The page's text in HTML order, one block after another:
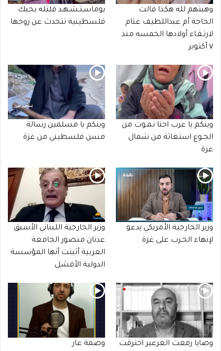
وهبتهم لله هكذا قالت
الحاجة أم عبداللطيف غنام
لارتـقـاء أولادها الخمسه منذ
٧ أكتوبر
يوماسـتـشـهـد قلتله بحبك
فلسطينية تتحدث عن زوجها
وينكم يا عرب احنا نـمـوت من
الجـوع استغاثة من شمال
غزة
وينكم يا مسلمين رسالة
مسن فلسطيني من غزة
وزير الخارجية الأمريكي يدعو
لإنهاء الحـرب على غزة
وزير الخارجية اللبناني الأسبق
عدنان منصور الجامعة
العربية أثبتت أنها المؤسسة
الدولية الأفشل
وصايا رفعت العرعير اخترقت وصمة عار